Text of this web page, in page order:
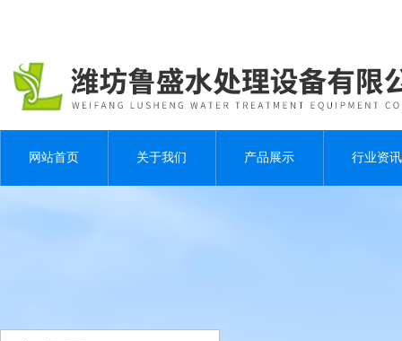
网站首页 关于我们 产品展示 行业资讯